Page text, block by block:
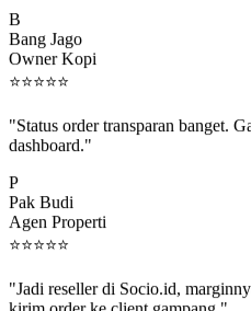
Bang Jago
Owner Kopi
⭐⭐⭐⭐⭐
dashboard."
Pak Budi
Agen Properti
⭐⭐⭐⭐⭐
kirim order ke client gampang."